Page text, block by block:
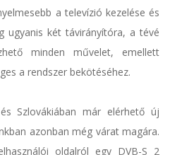
a televízió kezelése és
ugyanis két távirányítóra, a tévé
minden művelet, emellett
a rendszer bekötéséhez.
Szlovákiában már elérhető új
azonban még várat magára.
oldalról egy DVB-S 2